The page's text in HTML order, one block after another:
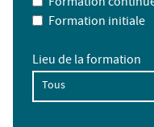
Formation initiale
Lieu de la formation